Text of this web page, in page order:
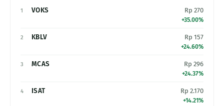
1 VOKS Rp 270
+35.00%
2 KBLV Rp 157
+24.60%
3 MCAS Rp 296
+24.37%
4 ISAT Rp 2.170
+14.21%